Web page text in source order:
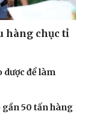
hàng chục tỉ
dược để làm
gần 50 tấn hàng